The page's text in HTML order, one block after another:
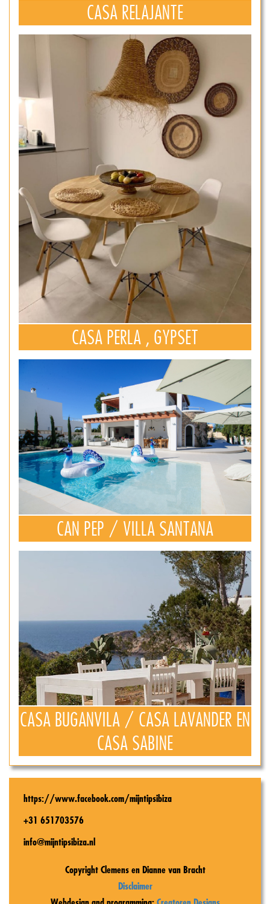
CASA RELAJANTE
CASA PERLA , GYPSET
CAN PEP / VILLA SANTANA
CASA BUGANVILA / CASA LAVANDER EN
CASA SABINE
https://www.facebook.com/mijntipsibiza
+31 651703576
info@mijntipsibiza.nl
Copyright Clemens en Dianne van Bracht
Disclaimer